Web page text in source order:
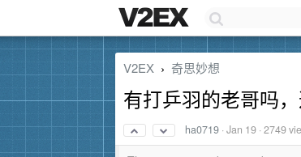
V2EX › 奇思妙想
有打乒羽的老哥吗
ha0719 ·Jan 19 · 2749